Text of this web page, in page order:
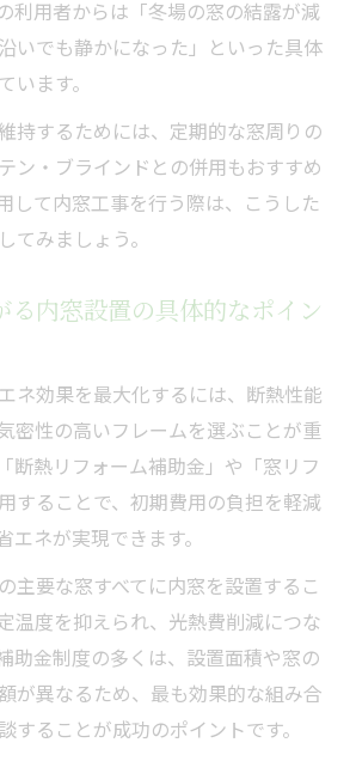
利用者からは「冬場の窓の結露が減
いでも静かになった」といった具体
います。
持するためには、定期的な窓周りの
ン・ブラインドとの併用もおすすめ
して内窓工事を行う際は、こうした
てみましょう。
る内窓設置の具体的なポイン
ネ効果を最大化するには、断熱性能
密性の高いフレームを選ぶことが重
断熱リフォーム補助金」や「窓リフ
することで、初期費用の負担を軽減
エネが実現できます。
主要な窓すべてに内窓を設置するこ
温度を抑えられ、光熱費削減につな
助金制度の多くは、設置面積や窓の
が異なるため、最も効果的な組み合
することが成功のポイントです。